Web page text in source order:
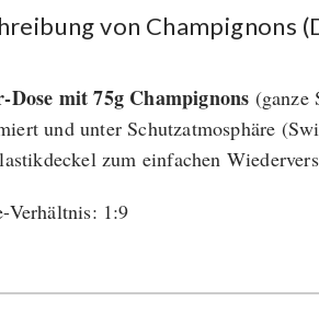
von Champignons
Dose mit 75g Champignons (ganze
und unter Schutzatmosphäre
zum einfachen
Verhältnis: 1:9